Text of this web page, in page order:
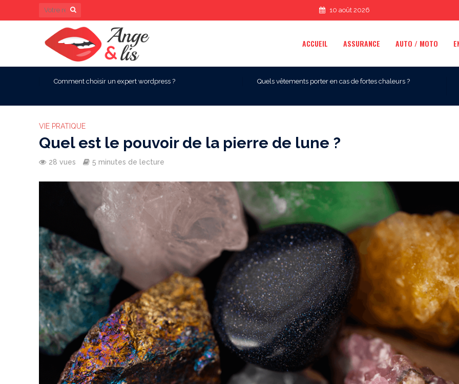
10 août 2026
ACCUEIL ASSURANCE AUTO / MOTO
Comment choisir un expert wordpress ? Quels vêtements porter en cas de fortes chaleurs ?
VIE PRATIQUE
Quel est le pouvoir de la pierre de lune ?
28 vues 5 minutes de lecture